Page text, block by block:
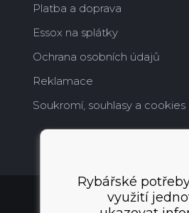
Platba a doprava
Essox na splátky
Ochrana osobních údajů
Reklamace
Soukromí, souhlasy a cookies
Rybářské
využití